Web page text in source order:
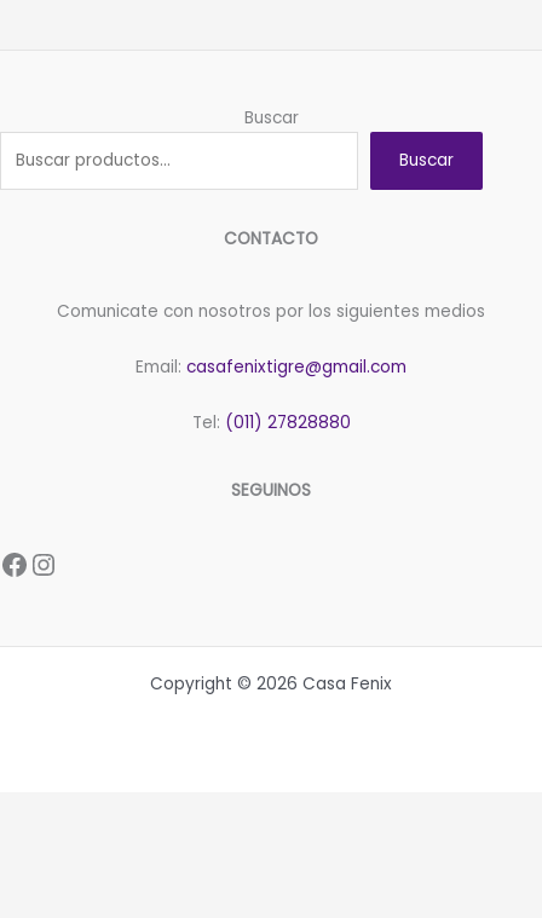
Buscar
Buscar
CONTACTO
Comunicate con nosotros por los siguientes medios
Email: casafenixtigre@gmail.com
Tel: (011) 27828880
SEGUINOS
Facebook
Instagram
Copyright © 2026 Casa Fenix